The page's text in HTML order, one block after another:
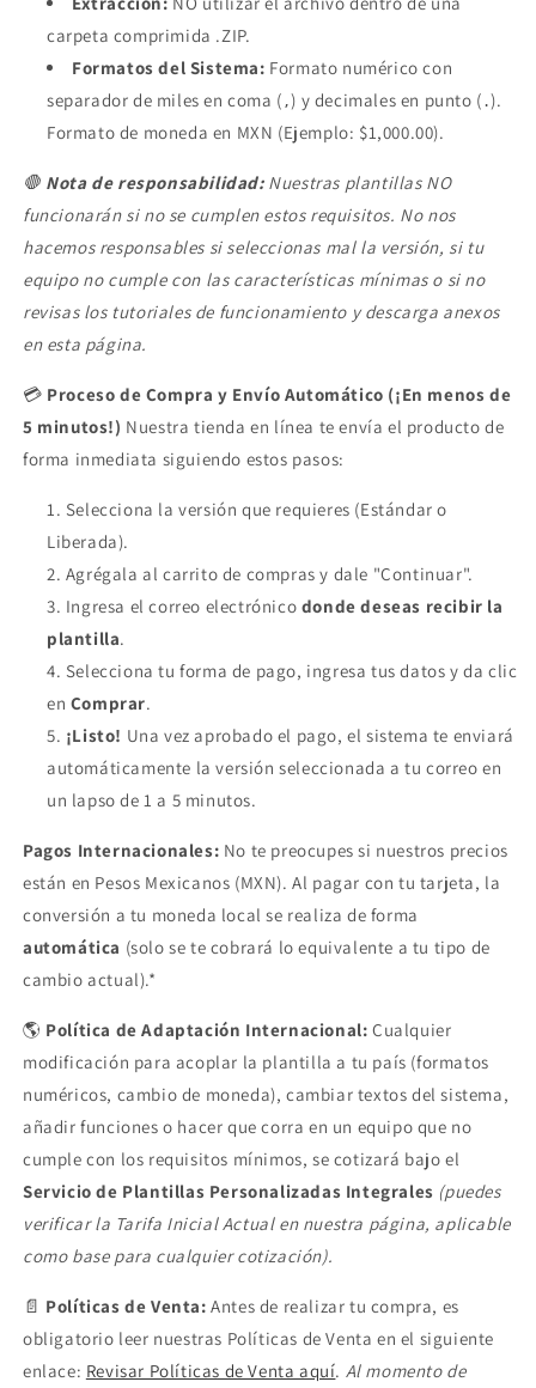
carpeta comprimida .ZIP.
Formatos del Sistema: Formato numérico con
separador de miles en coma ( ,) y decimales en punto ( .).
Formato de moneda en MXN (Ejemplo: $1,000.00).
🛑 Nota de responsabilidad:Nuestras plantillas NO
funcionarán si no se cumplen estos requisitos. No nos
hacemos responsables si seleccionas mal la versión, si tu
equipo no cumple con las características mínimas o si no
revisas los tutoriales de funcionamiento y descarga anexos
en esta página.
💳 Proceso de Compra y Envío Automático (¡En menos de
5 minutos!) Nuestra tienda en línea te envía el producto de
forma inmediata siguiendo estos pasos:
Selecciona la versión que requieres (Estándar o
Liberada).
Agrégala al carrito de compras y dale "Continuar".
Ingresa el correo electrónico donde deseas recibir la
plantilla.
Selecciona tu forma de pago, ingresa tus datos y da clic
en Comprar.
¡Listo! Una vez aprobado el pago, el sistema te enviará
automáticamente la versión seleccionada a tu correo en
un lapso de 1 a 5 minutos.
Pagos Internacionales: No te preocupes si nuestros precios
están en Pesos Mexicanos (MXN). Al pagar con tu tarjeta, la
conversión a tu moneda local se realiza de forma
automática (solo se te cobrará lo equivalente a tu tipo de
cambio actual).*
🌎 Política de Adaptación Internacional: Cualquier
modificación para acoplar la plantilla a tu país (formatos
numéricos, cambio de moneda), cambiar textos del sistema,
añadir funciones o hacer que corra en un equipo que no
cumple con los requisitos mínimos, se cotizará bajo el
Servicio de Plantillas Personalizadas Integrales (puedes
verificar la Tarifa Inicial Actual en nuestra página, aplicable
como base para cualquier cotización).
📄 Políticas de Venta: Antes de realizar tu compra, es
obligatorio leer nuestras Políticas de Venta en el siguiente
enlace: Revisar Políticas de Venta aquí. Al momento de